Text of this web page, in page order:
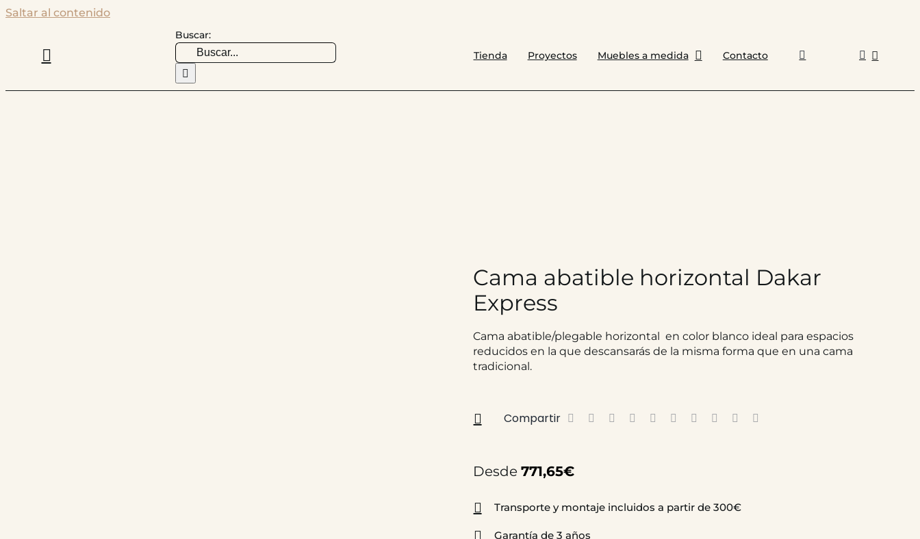
Saltar al contenido
Buscar:
Tienda
Proyectos Muebles a medida Contacto
Cama abatible horizontal Dakar
Express
Cama abatible/plegable horizontal en color blanco ideal para espacios
reducidos en la que descansarás de la misma forma que en una cama
tradicional.
Compartir
Desde 771,65€
Transporte y montaje incluidos a partir de 300€
Garantía de 3 años